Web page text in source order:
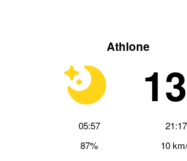
Athlone
05:57
21:17
87%
10